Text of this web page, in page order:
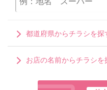
都道府県からチラシを探
お店の名前からチラシを